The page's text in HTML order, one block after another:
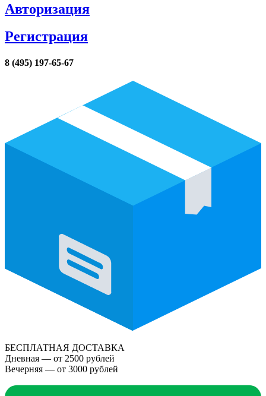
Авторизация
Регистрация
8 (495) 197-65-67
БЕСПЛАТНАЯ ДОСТАВКА
Дневная — от 2500 рублей
Вечерняя — от 3000 рублей